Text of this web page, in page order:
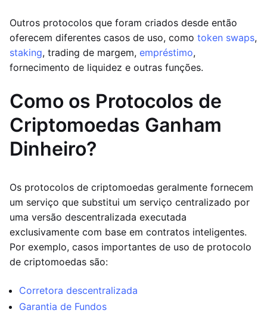
Outros protocolos que foram criados desde então
oferecem diferentes casos de uso, como token swaps,
staking, trading de margem, empréstimo,
fornecimento de liquidez e outras funções.
Como os Protocolos de
Criptomoedas Ganham
Dinheiro?
Os protocolos de criptomoedas geralmente fornecem
um serviço que substitui um serviço centralizado por
uma versão descentralizada executada
exclusivamente com base em contratos inteligentes.
Por exemplo, casos importantes de uso de protocolo
de criptomoedas são:
Corretora descentralizada
Garantia de Fundos